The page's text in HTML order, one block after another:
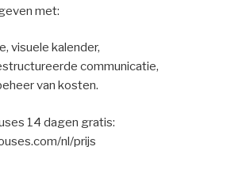
met:
visuele kalender,
communicatie,
van kosten.
14 dagen gratis:
nl/prijs